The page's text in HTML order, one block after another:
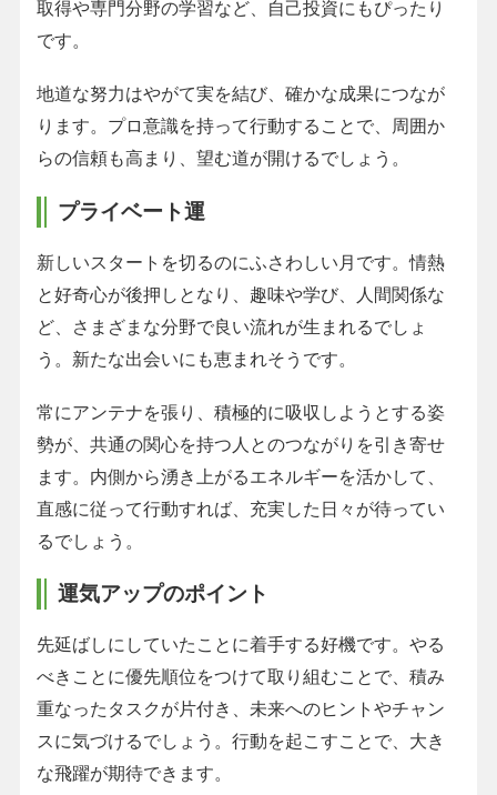
取得や専門分野の学習など、自己投資にもぴったり
です。
地道な努力はやがて実を結び、確かな成果につなが
ります。プロ意識を持って行動することで、周囲か
らの信頼も高まり、望む道が開けるでしょう。
プライベート運
新しいスタートを切るのにふさわしい月です。情熱
と好奇心が後押しとなり、趣味や学び、人間関係な
ど、さまざまな分野で良い流れが生まれるでしょ
う。新たな出会いにも恵まれそうです。
常にアンテナを張り、積極的に吸収しようとする姿
勢が、共通の関心を持つ人とのつながりを引き寄せ
ます。内側から湧き上がるエネルギーを活かして、
直感に従って行動すれば、充実した日々が待ってい
るでしょう。
運気アップのポイント
先延ばしにしていたことに着手する好機です。やる
べきことに優先順位をつけて取り組むことで、積み
重なったタスクが片付き、未来へのヒントやチャン
スに気づけるでしょう。行動を起こすことで、大き
な飛躍が期待できます。